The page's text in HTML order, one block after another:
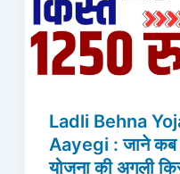
Ladli Behna
Aayegi : जाने कब
योजना की अगली